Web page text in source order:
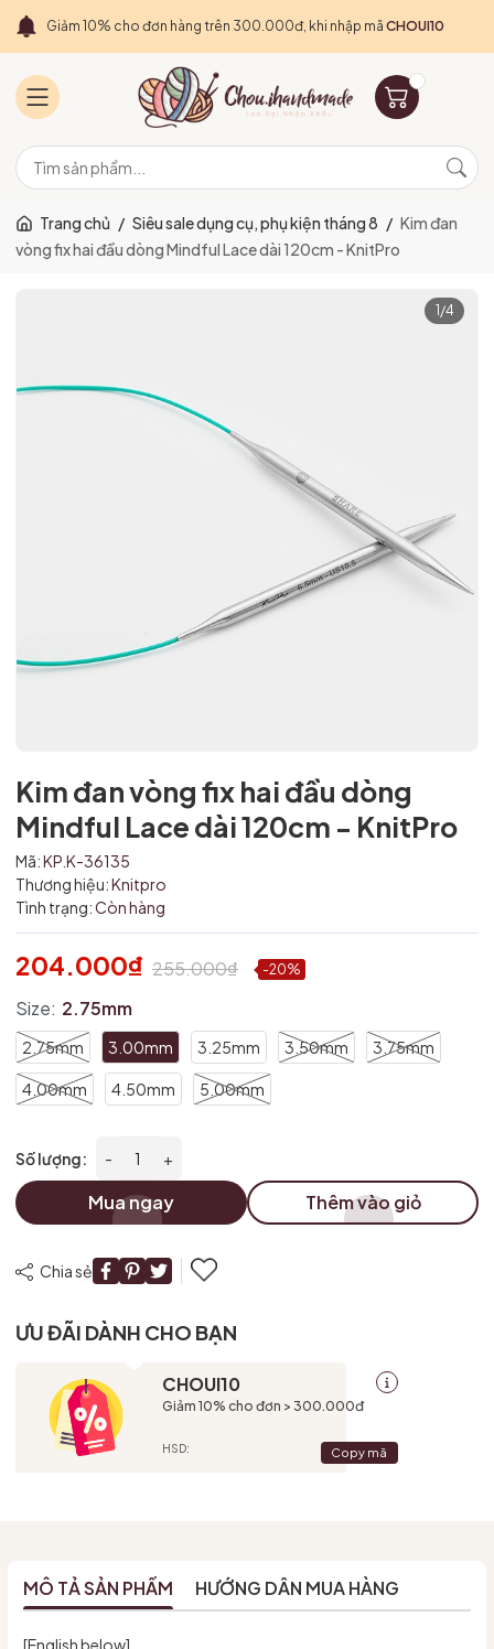
Giảm 10% cho đơn hàng trên 300.000đ, khi nhập mã CHOUI10
Trang chủ / Siêu sale dụng cụ, phụ kiện tháng 8 / Kim đan
vòng fix hai đầu dòng Mindful Lace dài 120cm - KnitPro
1 /4
Kim đan vòng fix hai đầu dòng
Mindful Lace dài 120cm - KnitPro
Mã:KP.K-36135
Thương hiệu:Knitpro
Tình trạng:Còn hàng
204.000₫ 255.000₫ -20%
Size: 2.75mm
2.75mm 3.00mm 3.25mm 3.50mm 3.75mm
4.00mm 4.50mm 5.00mm
Số lượng: - +
Mua ngay Thêm vào giỏ
Chia sẻ
ƯU ĐÃI DÀNH CHO BẠN
CHOUI10
Giảm 10% cho đơn > 300.000đ
HSD: Copy mã
MÔ TẢ SẢN PHẨM HƯỚNG DẪN MUA HÀNG
[English below]
Mã giảm giá:
Ngày hết hạn: